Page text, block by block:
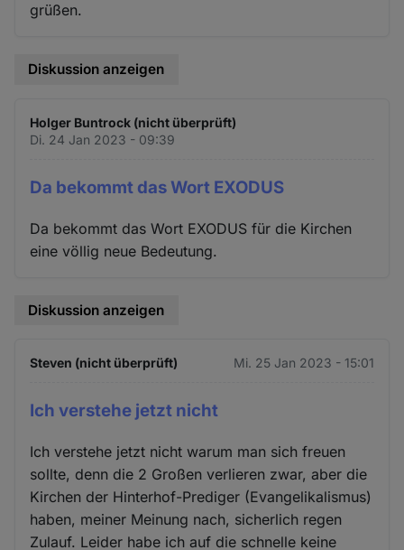
grüßen.
Diskussion anzeigen
Holger Buntrock (nicht überprüft)
Di. 24 Jan 2023 - 09:39
Da bekommt das Wort EXODUS
Da bekommt das Wort EXODUS für die Kirchen
eine völlig neue Bedeutung.
Diskussion anzeigen
Steven (nicht überprüft) Mi. 25 Jan 2023 - 15:01
Ich verstehe jetzt nicht
Ich verstehe jetzt nicht warum man sich freuen
sollte, denn die 2 Großen verlieren zwar, aber die
Kirchen der Hinterhof-Prediger (Evangelikalismus)
haben, meiner Meinung nach, sicherlich regen
Zulauf. Leider habe ich auf die schnelle keine